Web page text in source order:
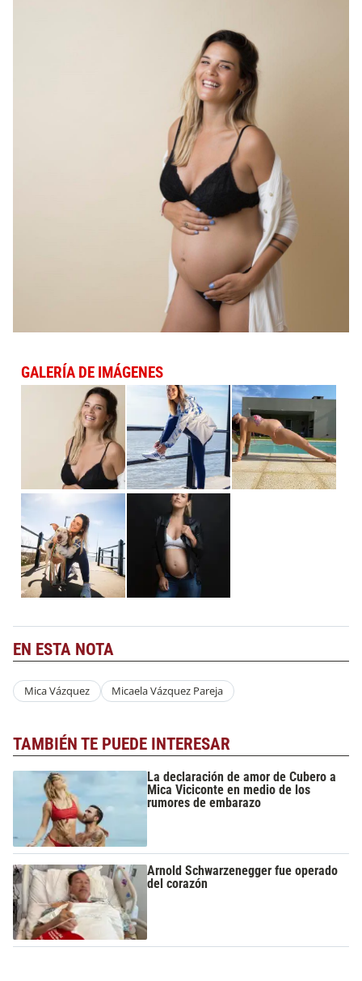
GALERÍA DE IMÁGENES
EN ESTA NOTA
Mica Vázquez Micaela Vázquez Pareja
TAMBIÉN TE PUEDE INTERESAR
La declaración de amor de Cubero a
Mica Viciconte en medio de los
rumores de embarazo
Arnold Schwarzenegger fue operado
del corazón